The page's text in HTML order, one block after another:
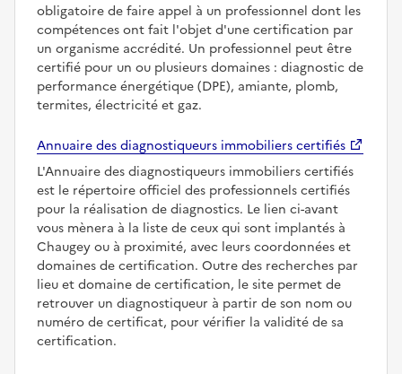
obligatoire de faire appel à un professionnel dont les
compétences ont fait l'objet d'une certification par
un organisme accrédité. Un professionnel peut être
certifié pour un ou plusieurs domaines : diagnostic de
performance énergétique (DPE), amiante, plomb,
termites, électricité et gaz.
Annuaire des diagnostiqueurs immobiliers certifiés
L'Annuaire des diagnostiqueurs immobiliers certifiés
est le répertoire officiel des professionnels certifiés
pour la réalisation de diagnostics. Le lien ci-avant
vous mènera à la liste de ceux qui sont implantés à
Chaugey ou à proximité, avec leurs coordonnées et
domaines de certification. Outre des recherches par
lieu et domaine de certification, le site permet de
retrouver un diagnostiqueur à partir de son nom ou
numéro de certificat, pour vérifier la validité de sa
certification.